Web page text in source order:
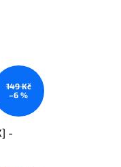
149 Kč
–6 %
-